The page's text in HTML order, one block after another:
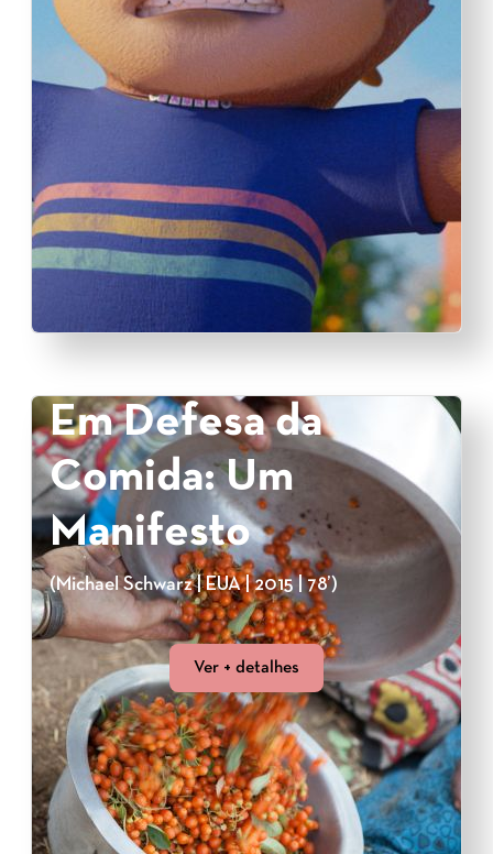
Em Defesa da
Comida: Um
Manifesto
(Michael Schwarz | EUA | 2015 | 78’)
Ver + detalhes